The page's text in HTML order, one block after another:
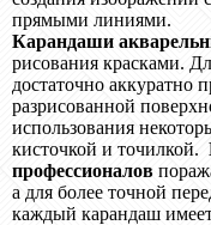
прямыми линиями.
Карандаши
рисования красками.
достаточно аккуратно
разрисованной
использования
кисточкой и точилкой.
профессионалов
а для более точной
каждый карандаш